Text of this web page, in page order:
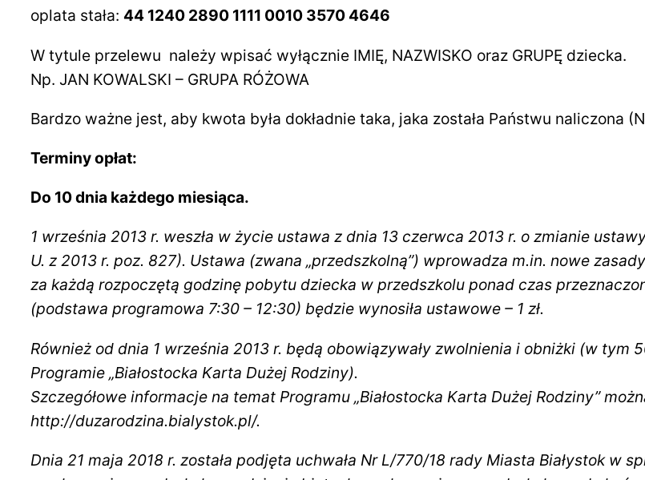
oplata stała: 44 1240 2890 1111 0010 3570 4646
W tytule przelewu należy wpisać wyłącznie IMIĘ, NAZWISKO oraz GRUPĘ dziecka.
Np. JAN KOWALSKI – GRUPA RÓŻOWA
Bardzo ważne jest, aby kwota była dokładnie taka, jaka została Państwu naliczona
Terminy opłat:
Do 10 dnia każdego miesiąca.
1 września 2013 r. weszła w życie ustawa z dnia 13 czerwca 2013 r. o zmianie
U. z 2013 r. poz. 827). Ustawa (zwana „przedszkolną”) wprowadza m.in. nowe
za każdą rozpoczętą godzinę pobytu dziecka w przedszkolu ponad czas
(podstawa programowa 7:30 – 12:30) będzie wynosiła ustawowe – 1 zł.
Również od dnia 1 września 2013 r. będą obowiązywały zwolnienia i obniżki (w
Programie „Białostocka Karta Dużej Rodziny).
Szczegółowe informacje na temat Programu „Białostocka Karta Dużej Rodziny”
http://duzarodzina.bialystok.pl/.
Dnia 21 maja 2018 r. została podjęta uchwała Nr L/770/18 rady Miasta Białystok w